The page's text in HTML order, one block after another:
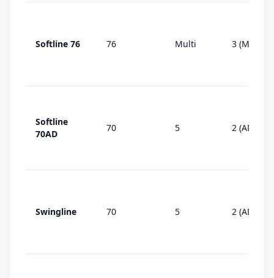
Softline 76 76 Multi 3 (MD)
Softline
70AD
70 5 2 (AD)
Swingline 70 5 2 (AD)